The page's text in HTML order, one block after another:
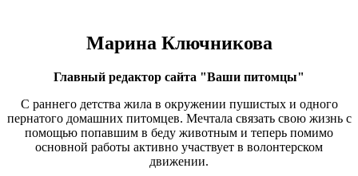
Марина Ключникова
Главный редактор сайта "Ваши питомцы"
С раннего детства жила в окружении пушистых и одного
пернатого домашних питомцев. Мечтала связать свою жизнь с
помощью попавшим в беду животным и теперь помимо
основной работы активно участвует в волонтерском
движении.